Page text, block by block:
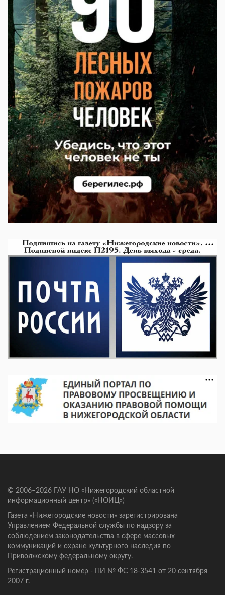
© 2006–2026 ГАУ НО «Нижегородский областной
информационный центр» («НОИЦ»)
Газета «Нижегородские новости» зарегистрирована
Управлением Федеральной службы по надзору за
соблюдением законодательства в сфере массовых
коммуникаций и охране культурного наследия по
Приволжскому федеральному округу.
Регистрационный номер - ПИ № ФС 18-3541 от 20 сентября
2007 г.